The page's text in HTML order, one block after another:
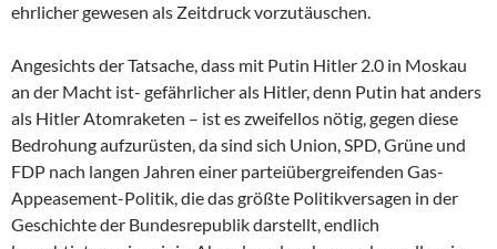
ehrlicher gewesen als Zeitdruck vorzutäuschen.
Angesichts der Tatsache, dass mit Putin Hitler 2.0 in Moskau
an der Macht ist- gefährlicher als Hitler, denn Putin hat anders
als Hitler Atomraketen – ist es zweifellos nötig, gegen diese
Bedrohung aufzurüsten, da sind sich Union, SPD, Grüne und
FDP nach langen Jahren einer parteiübergreifenden Gas-
Appeasement-Politik, die das größte Politikversagen in der
Geschichte der Bundesrepublik darstellt, endlich